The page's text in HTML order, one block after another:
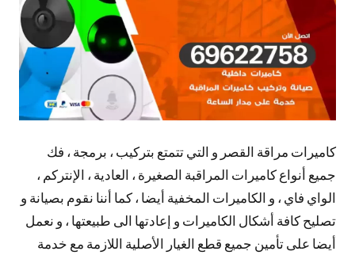
كاميرات مراقة القصر و التي تتمتع بتركيب ، برمجة ، فك
جميع أنواع كاميرات المراقبة الصغيرة ، العادية ، الإنتركم ،
الواي فاي ، و الكاميرات المخفية أيضا ، كما أننا نقوم بصيانة و
تصليح كافة أشكال الكاميرات و إعادتها الى طبيعتها ، و نعمل
أيضا على تأمين جميع قطع الغيار الأصلية اللازمة مع خدمة